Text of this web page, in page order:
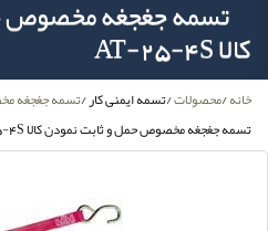
تسمه جغجغه مخصوص
کالا AT-25-4S
خانه/محصولات/تسمه ایمنی کار/تسمه جغجغه
تسمه جغجغه مخصوص حمل و ثابت نمودن کالا AT-25-4S